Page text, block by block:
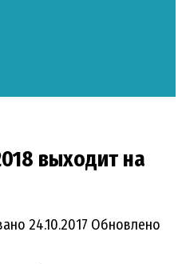
выходит на
24.10.2017 Обновлено